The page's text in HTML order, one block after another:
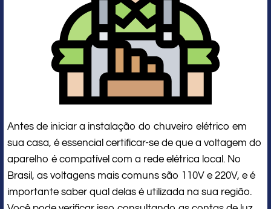
Antes de iniciar a instalação do chuveiro elétrico em
sua casa, é essencial certificar-se de que a voltagem do
aparelho é compatível com a rede elétrica local. No
Brasil, as voltagens mais comuns são 110V e 220V, e é
importante saber qual delas é utilizada na sua região.